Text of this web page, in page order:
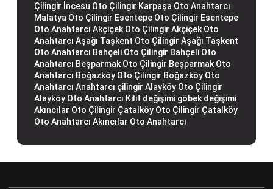
Çilingir İncesu Oto Çilingir Karpaşa Oto Anahtarcı
Malatya Oto Çilingir Esentepe Oto Çilingir Esentepe
Oto Anahtarcı Akçiçek Oto Çilingir Akçiçek Oto
Anahtarcı Aşağı Taşkent Oto Çilingir Aşağı Taşkent
Oto Anahtarcı Bahçeli Oto Çilingir Bahçeli Oto
Anahtarcı Beşparmak Oto Çilingir Beşparmak Oto
Anahtarcı Boğazköy Oto Çilingir Boğazköy Oto
Anahtarcı Anahtarcı çilingir Alayköy Oto Çilingir
Alayköy Oto Anahtarcı Kilit değişimi göbek değişimi
Akıncılar Oto Çilingir Çatalköy Oto Çilingir Çatalköy
Oto Anahtarcı Akıncılar Oto Anahtarcı